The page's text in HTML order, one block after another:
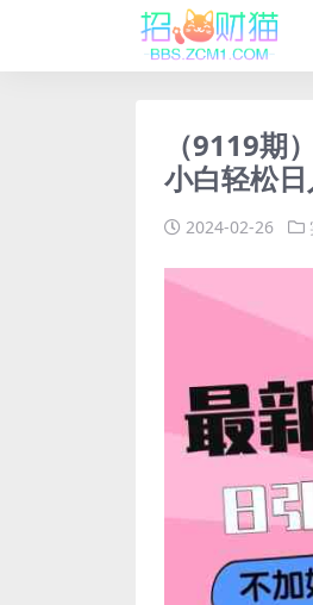
（9119期
小白轻松
2024-02-26